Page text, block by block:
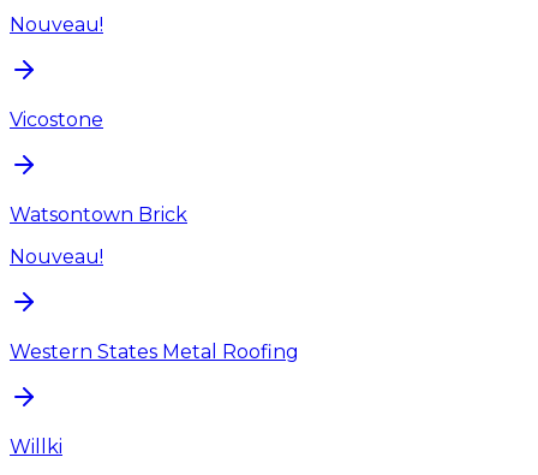
Nouveau!
Vicostone
Watsontown Brick
Nouveau!
Western States Metal Roofing
Willki